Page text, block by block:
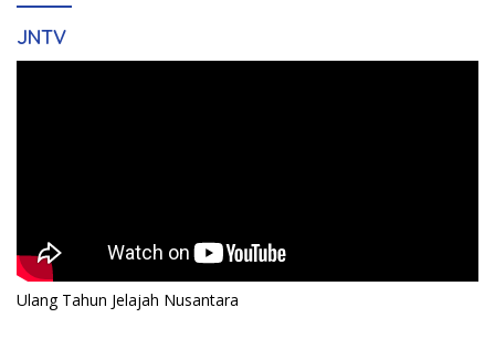
JNTV
Ulang Tahun Jelajah Nusantara